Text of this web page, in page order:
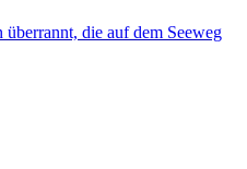
die auf dem Seeweg